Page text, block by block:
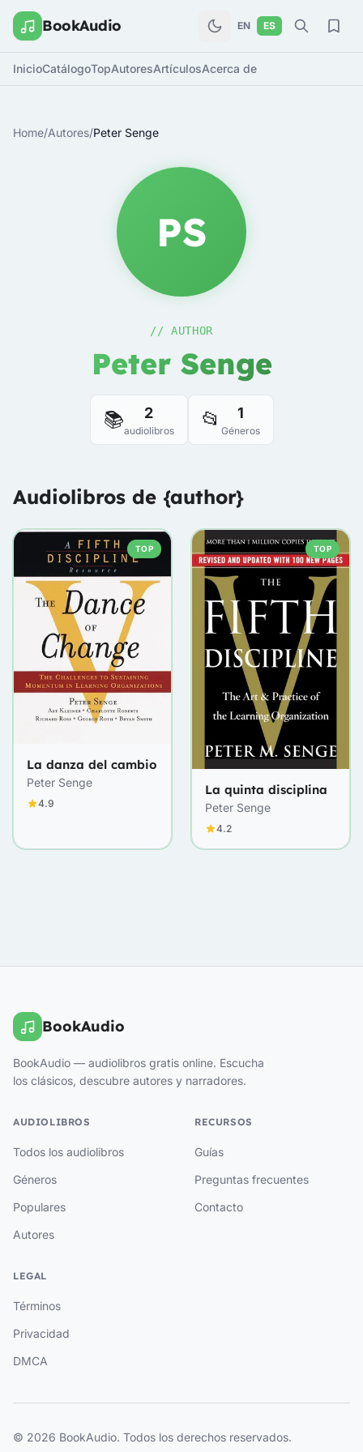
BookAudio EN ES
InicioCatálogoTopAutoresArtículosAcerca de
Home/Autores/Peter Senge
PS
// AUTHOR
Peter Senge
📚 2
audiolibros 📂 1
Géneros
Audiolibros de {author}
TOP
La danza del cambio
Peter Senge
4.9
TOP
La quinta disciplina
Peter Senge
4.2
BookAudio
BookAudio — audiolibros gratis online. Escucha
los clásicos, descubre autores y narradores.
AUDIOLIBROS
Todos los audiolibros
Géneros
Populares
Autores
RECURSOS
Guías
Preguntas frecuentes
Contacto
LEGAL
Términos
Privacidad
DMCA
© 2026 BookAudio. Todos los derechos reservados.